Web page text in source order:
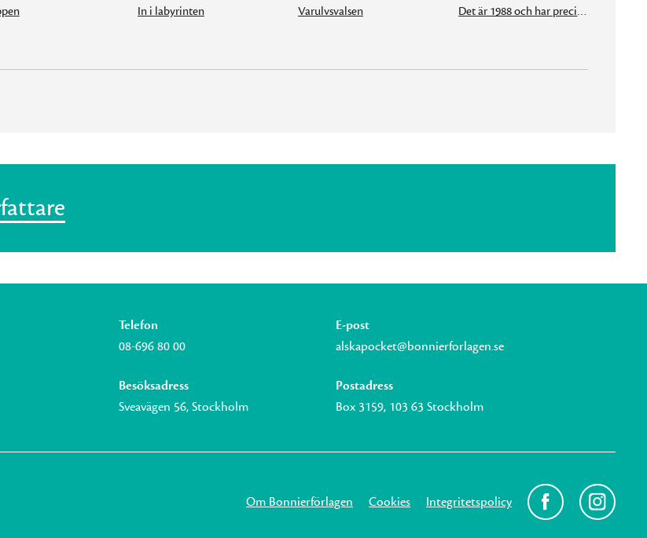
In i labyrinten Varulvsvalsen Det är 1988 och har precis börjat snöa
Telefon
08-696 80 00
E-post
alskapocket@bonnierforlagen.se
Besöksadress
Sveavägen 56, Stockholm
Postadress
Box 3159, 103 63 Stockholm
Om Bonnierförlagen Cookies Integritetspolicy